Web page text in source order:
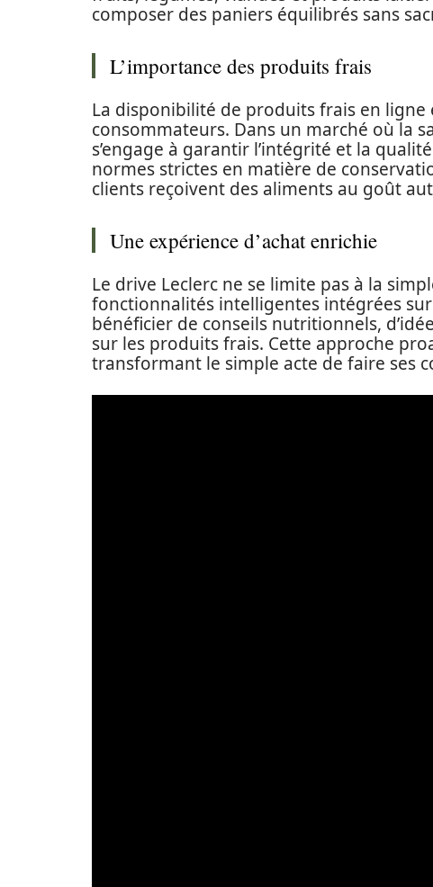
composer des paniers équilibrés sans
L’importance des produits frais
La disponibilité de produits frais en
consommateurs. Dans un marché où la
s’engage à garantir l’intégrité et la
normes strictes en matière de
clients reçoivent des aliments au goût
Une expérience d’achat enrichie
Le drive Leclerc ne se limite pas à la
fonctionnalités intelligentes intégrées
bénéficier de conseils nutritionnels,
sur les produits frais. Cette approche
transformant le simple acte de faire ses